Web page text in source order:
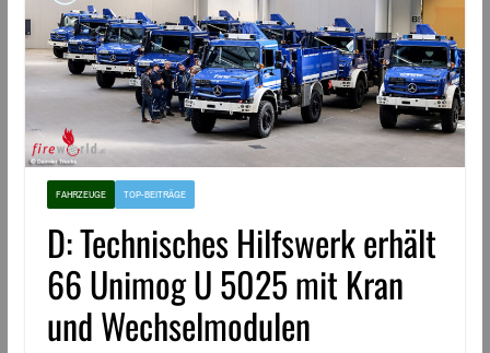
FAHRZEUGE TOP-BEITRÄGE
D: Technisches Hilfswerk erhält
66 Unimog U 5025 mit Kran
und Wechselmodulen